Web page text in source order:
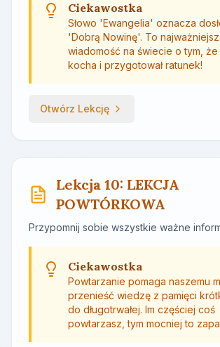
Ciekawostka
Słowo 'Ewangelia' oznacza
'Dobrą Nowinę'. To
wiadomość na świecie o tym, że
kocha i przygotował ratunek!
Otwórz Lekcję
Lekcja 10: LEKCJA
POWTÓRKOWA
Przypomnij sobie wszystkie ważne
Ciekawostka
Powtarzanie pomaga naszemu
przenieść wiedzę z pamięci
do długotrwałej. Im częściej coś
powtarzasz, tym mocniej to